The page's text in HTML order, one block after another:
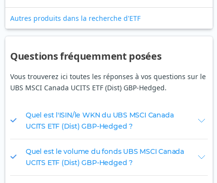
Autres produits dans la recherche d'ETF
Questions fréquemment posées
Vous trouverez ici toutes les réponses à vos questions sur le
UBS MSCI Canada UCITS ETF (Dist) GBP-Hedged.
Quel est l'ISIN/le WKN du UBS MSCI Canada
UCITS ETF (Dist) GBP-Hedged ?
Quel est le volume du fonds UBS MSCI Canada
UCITS ETF (Dist) GBP-Hedged ?